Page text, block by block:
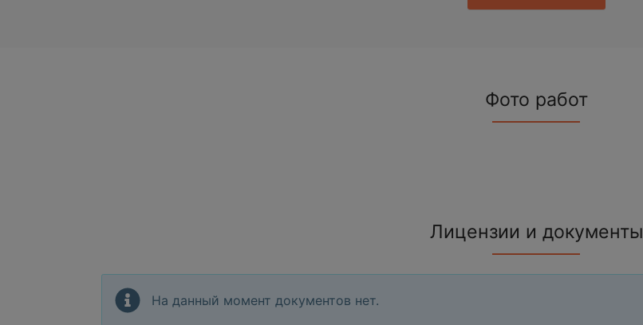
Фото работ
Лицензии и документы
На данный момент документов нет.